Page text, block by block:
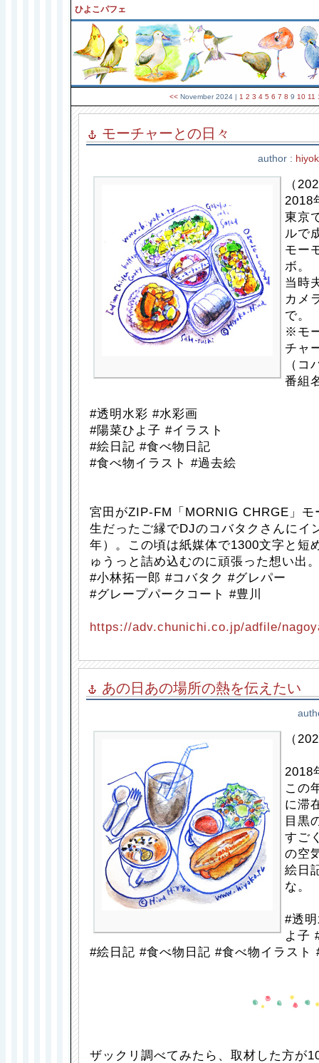
ひよこパフェ
<< November 2024| 1 2 3 4 5 6 7 8 9 10 11
モーチャーとの日々
author :
（
2018
東京
ルで
モー
ボ。
当時
カメ
で。
※モ
チャ
（コ
番組
#透明水彩 #水彩画
#陽菜ひよ子 #イラスト
#絵日記 #食べ物日記
#食べ物イラスト #過去絵
宮田がZIP-FM「MORNIG CHRGE」モ
生だったご縁でDJのコバタクさんにイ
年）。この頃は紙媒体で1300文字と短
ゅうっと詰め込むのに頑張った想い出
#小林拓一郎 #コバタク #グレパー
#グレープパークコート #豊川
https://adv.chunichi.co.jp/adfile/
あの日あの場所の熱を伝えたい
（
2018
この
に滞
目黒
すご
の空
絵日
な。
#透
よ子
#絵日記 #食べ物日記 #食べ物イラスト
ザックリ調べてみたら、取材した方が